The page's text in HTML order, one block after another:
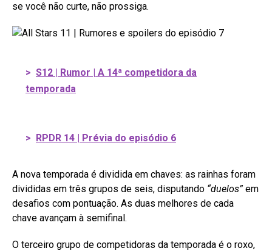
se você não curte, não prossiga.
> S12 | Rumor | A 14ª competidora da
temporada
> RPDR 14 | Prévia do episódio 6
A nova temporada é dividida em chaves: as rainhas foram
divididas em três grupos de seis, disputando “duelos”em
desafios com pontuação. As duas melhores de cada
chave avançam à semifinal.
O terceiro grupo de competidoras da temporada é o roxo,